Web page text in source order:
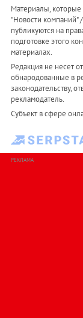
Материалы, которые
"Новости компаний"
публикуются на
подготовке этого
материалах.
Редакция не несет
обнародованные в
законодательству,
рекламодатель.
Субъект в сфере
РЕКЛАМА